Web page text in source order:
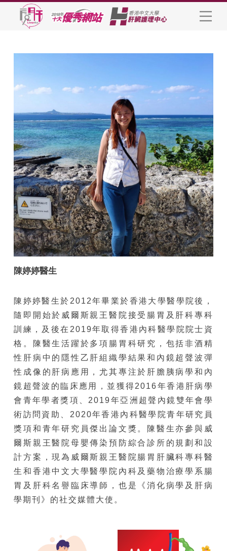
陳婷婷醫生
陳婷婷醫生於2012年畢業於香港大學醫學院後，
隨即開始於威爾斯親王醫院接受腸胃及肝科專科
訓練，及後在2019年取得香港內科醫學院院士資
格。陳醫生活躍於多項腸胃科研究，包括非酒精
性肝病中的隱性乙肝組織學結果和內鏡超聲波彈
性成像的肝病應用，尤其專注於肝膽胰病學和內
鏡超聲波的臨床應用，並獲得2016年香港肝病學
會青年學者獎項、2019年亞洲超聲內鏡雙年會學
術訪問資助、2020年香港內科醫學院青年研究員
獎項和青年研究員傑出論文獎。陳醫生亦參與威
爾斯親王醫院母嬰傳染預防綜合診所的規劃和設
計方案，現為威爾斯親王醫院腸胃肝臟科專科醫
生和香港中文大學醫學院內科及藥物治療學系腸
胃及肝科名譽臨床導師，也是《消化病學及肝病
學期刊》的社交媒體大使。